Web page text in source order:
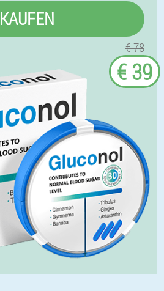
KAUFEN
€ 78
€ 39